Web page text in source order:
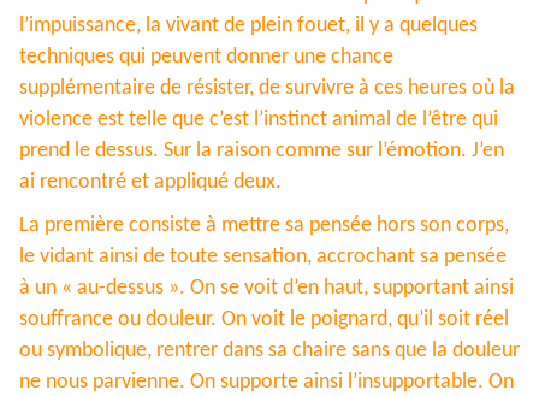
l’impuissance, la vivant de plein fouet, il y a quelques
techniques qui peuvent donner une chance
supplémentaire de résister, de survivre à ces heures où la
violence est telle que c’est l’instinct animal de l’être qui
prend le dessus. Sur la raison comme sur l’émotion. J’en
ai rencontré et appliqué deux.
La première consiste à mettre sa pensée hors son corps,
le vidant ainsi de toute sensation, accrochant sa pensée
à un « au-dessus ». On se voit d’en haut, supportant ainsi
souffrance ou douleur. On voit le poignard, qu’il soit réel
ou symbolique, rentrer dans sa chaire sans que la douleur
ne nous parvienne. On supporte ainsi l’insupportable. On